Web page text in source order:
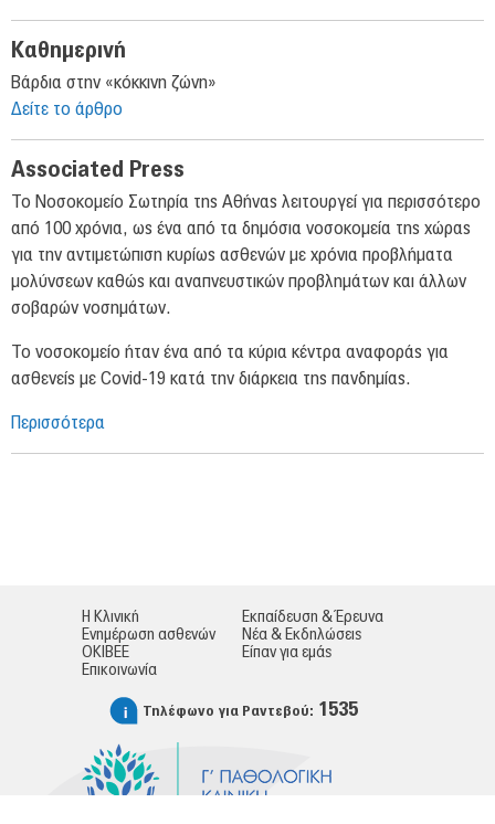
Καθημερινή
Βάρδια στην «κόκκινη ζώνη»
Δείτε το άρθρο
Associated Press
Το Νοσοκομείο Σωτηρία της Αθήνας λειτουργεί για περισσότερο
από 100 χρόνια, ως ένα από τα δημόσια νοσοκομεία της χώρας
για την αντιμετώπιση κυρίως ασθενών με χρόνια προβλήματα
μολύνσεων καθώς και αναπνευστικών προβλημάτων και άλλων
σοβαρών νοσημάτων.
Το νοσοκομείο ήταν ένα από τα κύρια κέντρα αναφοράς για
ασθενείς με Covid-19 κατά την διάρκεια της πανδημίας.
Περισσότερα
Η Κλινική
Εκπαίδευση & Έρευνα
Ενημέρωση ασθενών
Νέα & Εκδηλώσεις
ΟΚΙΒΕΕ
Είπαν για εμάς
Επικοινωνία
Τηλέφωνο για Ραντεβού: 1535